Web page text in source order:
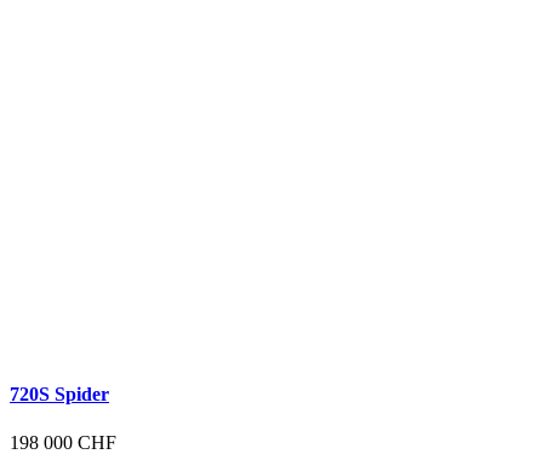
720S Spider
198 000 CHF